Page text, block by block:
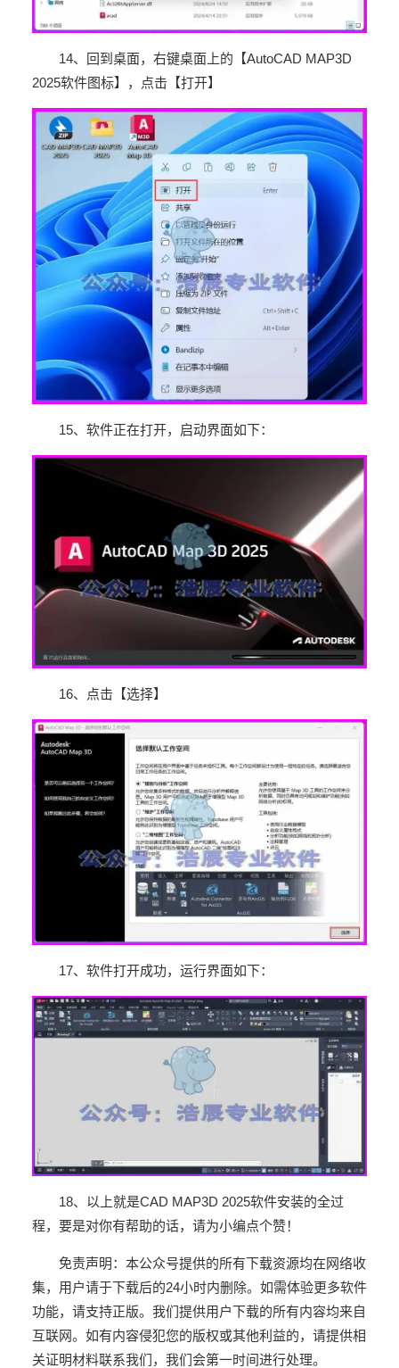
14、回到桌面，右键桌面上的【AutoCAD MAP3D
2025软件图标】，点击【打开】
15、软件正在打开，启动界面如下：
16、点击【选择】
17、软件打开成功，运行界面如下：
18、以上就是CAD MAP3D 2025软件安装的全过
程，要是对你有帮助的话，请为小编点个赞！
免责声明：本公众号提供的所有下载资源均在网络收
集，用户请于下载后的24小时内删除。如需体验更多软件
功能，请支持正版。我们提供用户下载的所有内容均来自
互联网。如有内容侵犯您的版权或其他利益的， 请提供相
关证明材料联系我们，我们会第一时间进行处理。